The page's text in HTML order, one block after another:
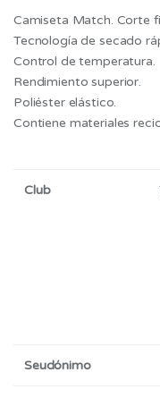
️Camiseta Match. Corte
Tecnología de secado
Control de temperatura.
Rendimiento superior.
Poliéster elástico.
Contiene materiales
Club
Seudónimo